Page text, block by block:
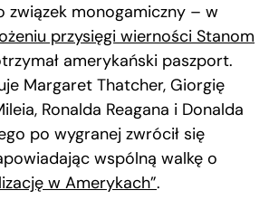
związek monogamiczny – w
przysięgi wierności Stanom
amerykański paszport.
Margaret Thatcher, Giorgię
Ronalda Reagana i Donalda
po wygranej zwrócił się
wspólną walkę o
w Amerykach”.